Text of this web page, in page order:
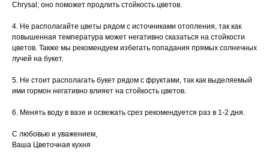
Chrysal; оно поможет продлить стойкость цветов.
4. Не располагайте цветы рядом с источниками отопления, так как
повышенная температура может негативно сказаться на стойкости
цветов. Также мы рекомендуем избегать попадания прямых солнечных
лучей на букет.
5. Не стоит располагать букет рядом с фруктами, так как выделяемый
ими гормон негативно влияет на стойкость цветов.
6. Менять воду в вазе и освежать срез рекомендуется раз в 1-2 дня.
С любовью и уважением,
Ваша Цветочная кухня